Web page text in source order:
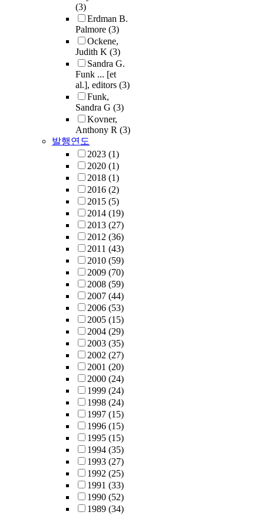
(3)
Erdman B.
Palmore (3)
Ockene,
Judith K (3)
Sandra G.
Funk ... [et
al.], editors (3)
Funk,
Sandra G (3)
Kovner,
Anthony R (3)
발행연도
2023 (1)
2020 (1)
2018 (1)
2016 (2)
2015 (5)
2014 (19)
2013 (27)
2012 (36)
2011 (43)
2010 (59)
2009 (70)
2008 (59)
2007 (44)
2006 (53)
2005 (15)
2004 (29)
2003 (35)
2002 (27)
2001 (20)
2000 (24)
1999 (24)
1998 (24)
1997 (15)
1996 (15)
1995 (15)
1994 (35)
1993 (27)
1992 (25)
1991 (33)
1990 (52)
1989 (34)